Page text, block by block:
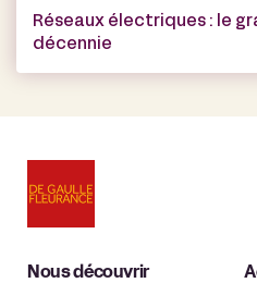
Réseaux électriques : le
décennie
Nous découvrir